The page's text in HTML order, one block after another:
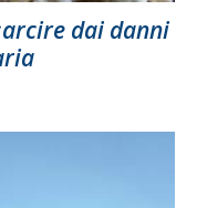
dai danni